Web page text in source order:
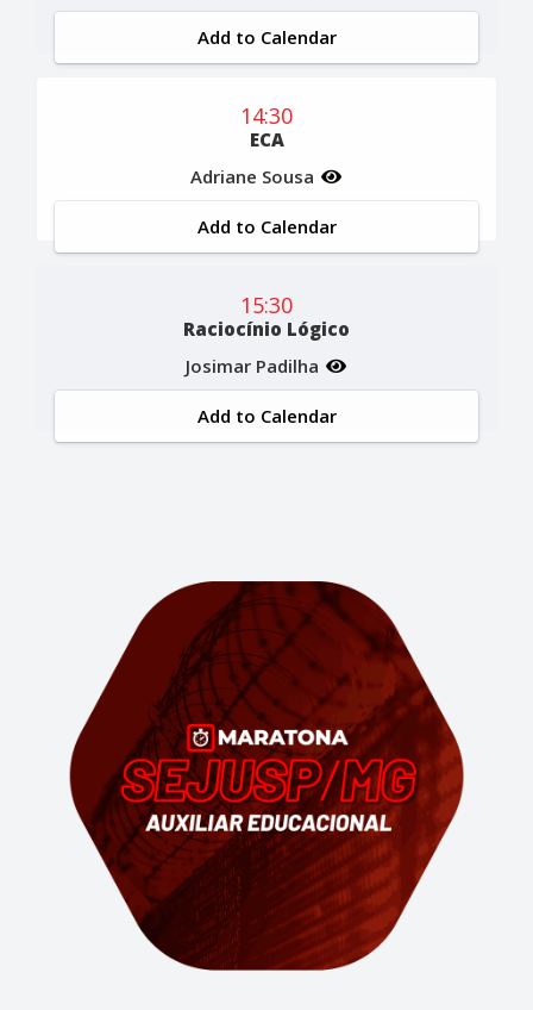
Add to Calendar
14:30
ECA
Adriane Sousa
Add to Calendar
15:30
Raciocínio Lógico
Josimar Padilha
Add to Calendar